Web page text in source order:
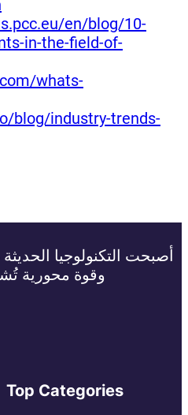
en/blog/10-
in-the-field-of-
whats-
blog/industry-trends-
أصبحت التكنولوجيا
وقوة محورية
Top Categories